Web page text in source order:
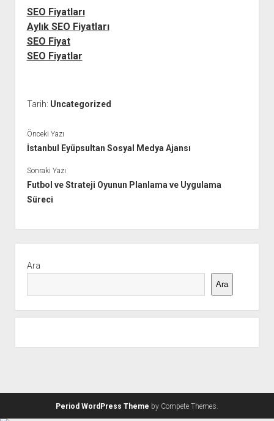
SEO Fiyatları
Aylık SEO Fiyatları
SEO Fiyat
SEO Fiyatlar
Tarih: Uncategorized
Önceki Yazı
İstanbul Eyüpsultan Sosyal Medya Ajansı
Sonraki Yazı
Futbol ve Strateji Oyunun Planlama ve Uygulama
Süreci
Menü
Ara
Ara
Period WordPress Theme by Compete Themes.